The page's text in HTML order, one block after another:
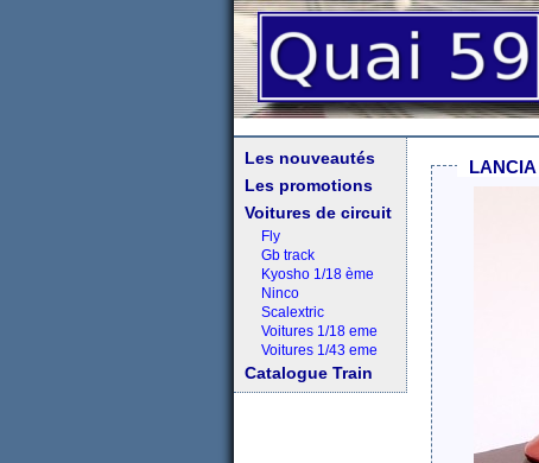
Les nouveautés
Les promotions
Voitures de circuit
Fly
Gb track
Kyosho 1/18 ème
Ninco
Scalextric
Voitures 1/18 eme
Voitures 1/43 eme
Catalogue Train